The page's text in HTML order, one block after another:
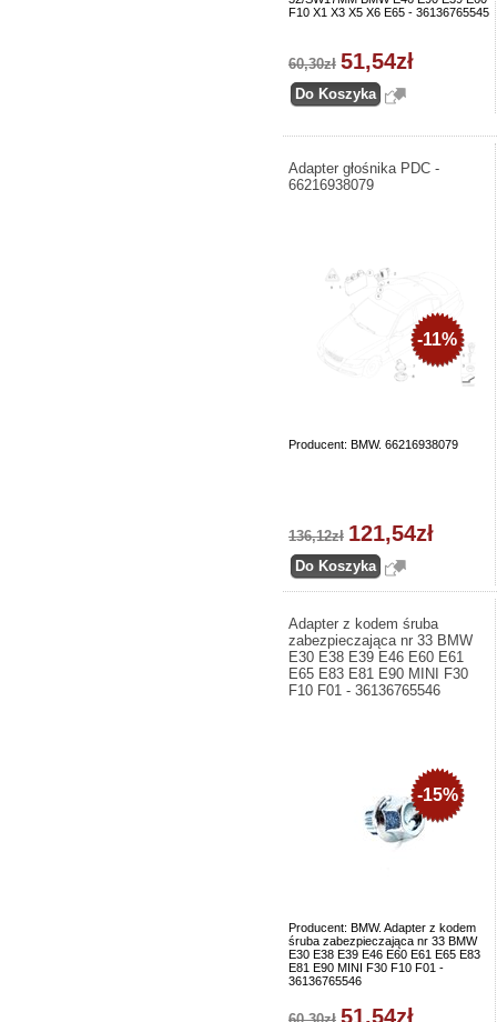
F10 X1 X3 X5 X6 E65 - 36136765545
60,30zł 51,54zł
Adapter głośnika PDC -
66216938079
Producent: BMW. 66216938079
-11%
136,12zł 121,54zł
Adapter z kodem śruba
zabezpieczająca nr 33 BMW
E30 E38 E39 E46 E60 E61
E65 E83 E81 E90 MINI F30
F10 F01 - 36136765546
Producent: BMW. Adapter z kodem
śruba zabezpieczająca nr 33 BMW
E30 E38 E39 E46 E60 E61 E65 E83
E81 E90 MINI F30 F10 F01 -
36136765546
-15%
51,54zł